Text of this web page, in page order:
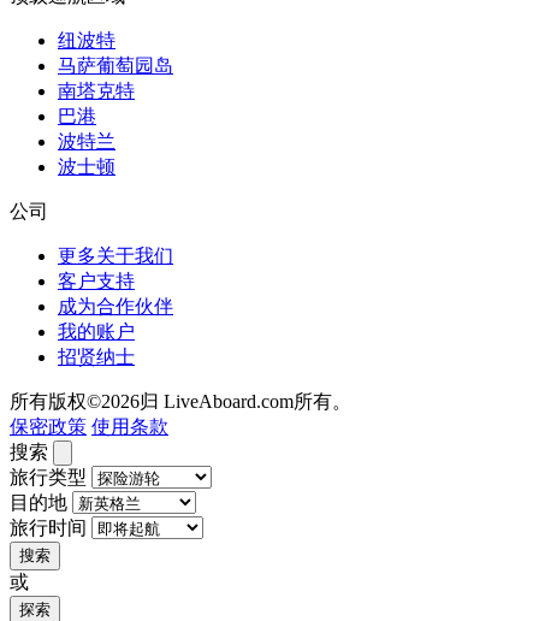
纽波特
马萨葡萄园岛
南塔克特
巴港
波特兰
波士顿
公司
更多关于我们
客户支持
成为合作伙伴
我的账户
招贤纳士
所有版权©2026归 LiveAboard.com所有。
保密政策 使用条款
搜索
旅行类型
目的地
旅行时间
搜索
或
探索